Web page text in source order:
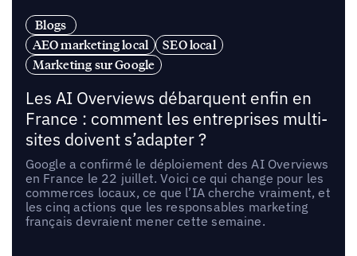
Blogs
AEO marketing local
SEO local
Marketing sur Google
Les AI Overviews débarquent enfin en
France : comment les entreprises multi-
sites doivent s’adapter ?
Google a confirmé le déploiement des AI Overviews
en France le 22 juillet. Voici ce qui change pour les
commerces locaux, ce que l’IA cherche vraiment, et
les cinq actions que les responsables marketing
français devraient mener cette semaine.